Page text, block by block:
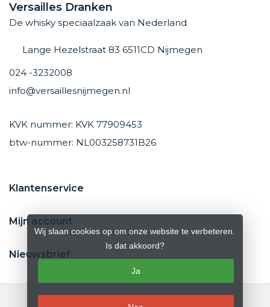
Versailles Dranken
De whisky speciaalzaak van Nederland
Lange Hezelstraat 83 6511CD Nijmegen
024 -3232008
info@versaillesnijmegen.nl
KVK nummer: KVK 77909453
btw-nummer: NL003258731B26
Klantenservice
Mijn account
Nieuwsbrief
Wij slaan cookies op om onze website te verbeteren.
Is dat akkoord?
Ja